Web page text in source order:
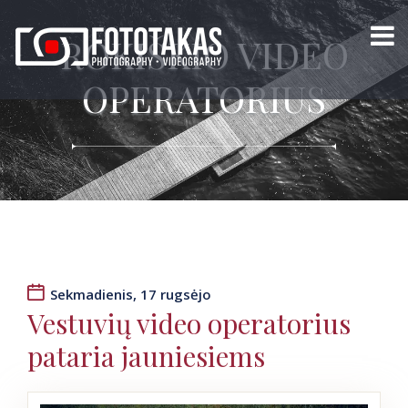
ROKIŠKIO VIDEO
OPERATORIUS
Sekmadienis, 17 rugsėjo
Vestuvių video operatorius
pataria jauniesiems